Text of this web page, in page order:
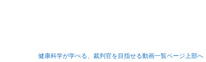
健康科学が学べる、裁判官を目指せる動画一覧ページ上部へ